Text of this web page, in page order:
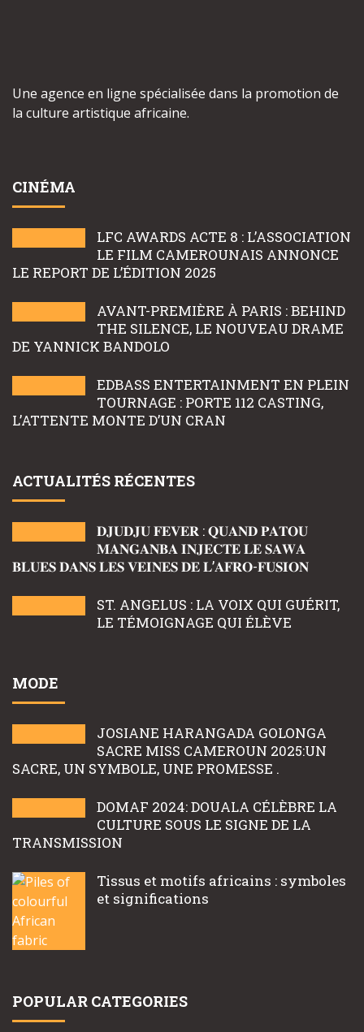
Une agence en ligne spécialisée dans la promotion de
la culture artistique africaine.
CINÉMA
LFC AWARDS ACTE 8 : L’ASSOCIATION
LE FILM CAMEROUNAIS ANNONCE
LE REPORT DE L’ÉDITION 2025
AVANT-PREMIÈRE À PARIS : BEHIND
THE SILENCE, LE NOUVEAU DRAME
DE YANNICK BANDOLO
EDBASS ENTERTAINMENT EN PLEIN
TOURNAGE : PORTE 112 CASTING,
L’ATTENTE MONTE D’UN CRAN
ACTUALITÉS RÉCENTES
𝐃𝐉𝐔𝐃𝐉𝐔 𝐅𝐄𝐕𝐄𝐑 : 𝐐𝐔𝐀𝐍𝐃 𝐏𝐀𝐓𝐎𝐔
𝐌𝐀𝐍𝐆𝐀𝐍𝐁𝐀 𝐈𝐍𝐉𝐄𝐂𝐓𝐄 𝐋𝐄 𝐒𝐀𝐖𝐀
𝐁𝐋𝐔𝐄𝐒 𝐃𝐀𝐍𝐒 𝐋𝐄𝐒 𝐕𝐄𝐈𝐍𝐄𝐒 𝐃𝐄 𝐋’𝐀𝐅𝐑𝐎-𝐅𝐔𝐒𝐈𝐎𝐍
ST. ANGELUS : LA VOIX QUI GUÉRIT,
LE TÉMOIGNAGE QUI ÉLÈVE
MODE
JOSIANE HARANGADA GOLONGA
SACRE MISS CAMEROUN 2025:UN
SACRE, UN SYMBOLE, UNE PROMESSE .
DOMAF 2024: DOUALA CÉLÈBRE LA
CULTURE SOUS LE SIGNE DE LA
TRANSMISSION
Tissus et motifs africains : symboles
et significations
POPULAR CATEGORIES